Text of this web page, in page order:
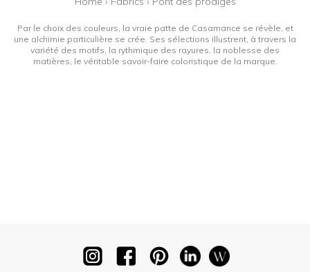
Par le choix des couleurs, la vraie patte de Casamance se révèle, et
une alchimie particulière se crée. Ses sélections illustrent, à travers la
variété des motifs, la rythmique des rayures, la noblesse des
matières, le véritable savoir-faire coloristique de la marque.